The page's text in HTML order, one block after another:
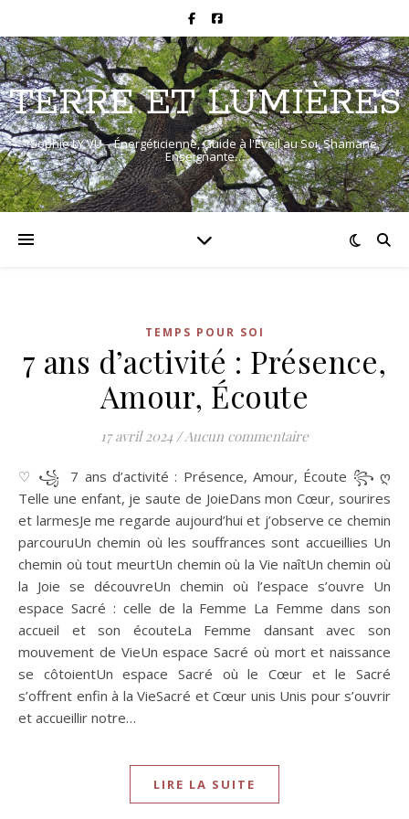
TERRE ET LUMIÈRES
Sophie LY VU – Énergéticienne, Guide à l'Éveil au Soi, Shamane,
Enseignante…
TEMPS POUR SOI
7 ans d’activité : Présence,
Amour, Écoute
17 avril 2024 /Aucun commentaire
♡ ꧁ 7 ans d’activité : Présence, Amour, Écoute ꧂ ღ
Telle une enfant, je saute de JoieDans mon Cœur, sourires
et larmesJe me regarde aujourd’hui et j’observe ce chemin
parcouruUn chemin où les souffrances sont accueillies Un
chemin où tout meurtUn chemin où la Vie naîtUn chemin où
la Joie se découvreUn chemin où l’espace s’ouvre Un
espace Sacré : celle de la Femme La Femme dans son
accueil et son écouteLa Femme dansant avec son
mouvement de VieUn espace Sacré où mort et naissance
se côtoientUn espace Sacré où le Cœur et le Sacré
s’offrent enfin à la VieSacré et Cœur unis Unis pour s’ouvrir
et accueillir notre…
LIRE LA SUITE